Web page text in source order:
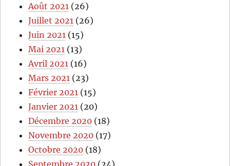
Août 2021 (26)
Juillet 2021 (26)
Juin 2021 (15)
Mai 2021 (13)
Avril 2021 (16)
Mars 2021 (23)
Février 2021 (15)
Janvier 2021 (20)
Décembre 2020 (18)
Novembre 2020 (17)
Octobre 2020 (18)
Septembre 2020 (24)